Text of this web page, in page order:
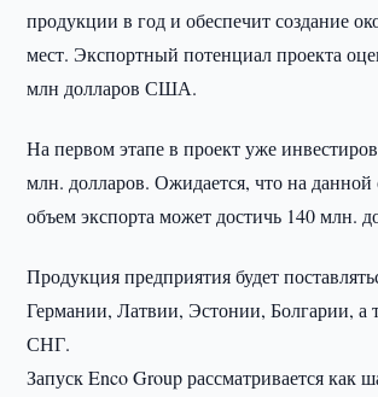
продукции в год и обеспечит создание
мест. Экспортный потенциал проекта
млн долларов США.
На первом этапе в проект уже
млн. долларов. Ожидается, что на данной
объем экспорта может достичь 140 млн.
Продукция предприятия будет
Германии, Латвии, Эстонии, Болгарии, а
СНГ.
Запуск Enco Group рассматривается как